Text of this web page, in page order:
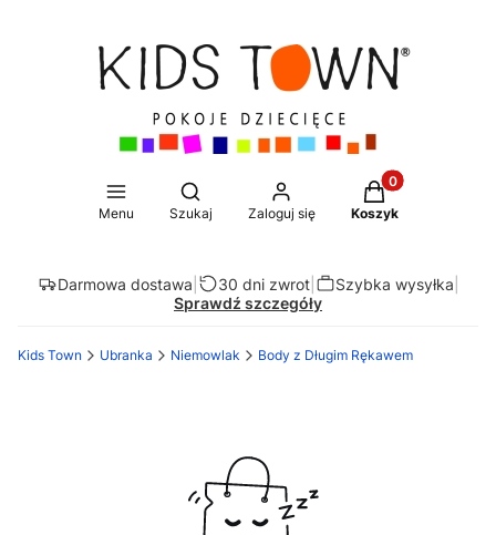
Menu
Otwórz wyszukiwarkę
Szukaj Zaloguj się
Produkty w
Koszyk
Darmowa dostawa 30 dni zwrot| Szybka wysyłka
Sprawdź szczegóły
Kids Town Ubranka Niemowlak Body z Długim Rękawem